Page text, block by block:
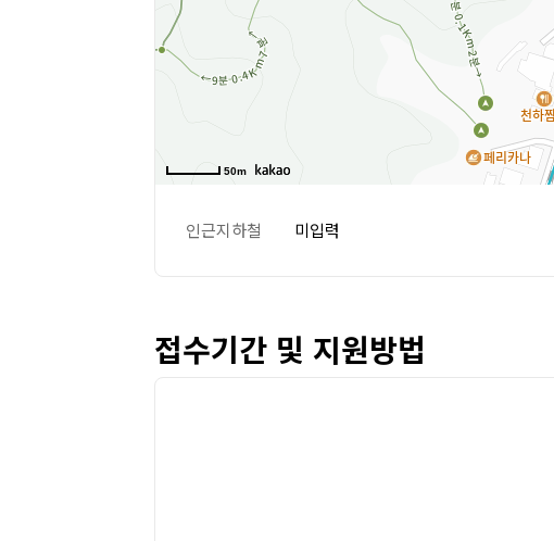
50m
인근지하철 미입력
접수기간 및 지원방법